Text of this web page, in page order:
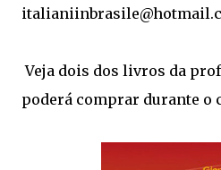
Veja dois dos livros da
poderá comprar durante o